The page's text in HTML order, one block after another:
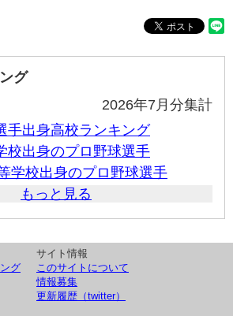
グ
2026年7月分集計
手出身高校ランキング
校出身のプロ野球選手
学校出身のプロ野球選手
もっと見る
グ
サイト情報
このサイトについて
情報募集
更新履歴（twitter）